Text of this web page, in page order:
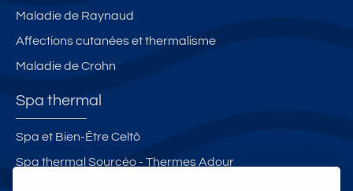
Maladie de Raynaud
Affections cutanées et thermalisme
Maladie de Crohn
Spa thermal
Spa et Bien-Être Celtô
Spa thermal Sourcéo - Thermes Adour